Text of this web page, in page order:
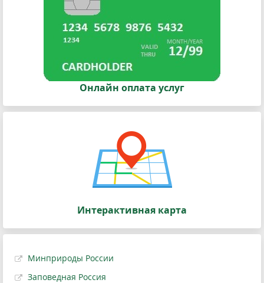
Онлайн оплата услуг
Интерактивная карта
Минприроды России
Заповедная Россия